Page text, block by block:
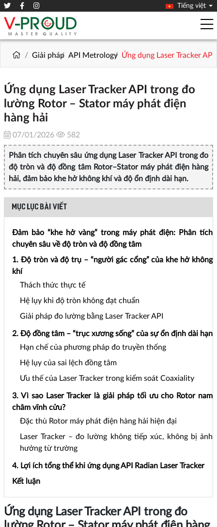
Tiếng việt
Giải pháp API Metrology Ứng dụng Laser Tracker
Ứng dụng Laser Tracker API trong đo
lường Rotor – Stator máy phát điện
hàng hải
07/01/2026 582
Phân tích chuyên sâu ứng dụng Laser Tracker API trong đo
độ tròn và độ đồng tâm Rotor–Stator máy phát điện hàng
hải, đảm bảo khe hở không khí và độ ổn định dài hạn.
MỤC LỤC BÀI VIẾT
Đảm bảo “khe hở vàng” trong máy phát điện: Phân tích
chuyên sâu về độ tròn và độ đồng tâm
1. Độ tròn và độ trụ – “người gác cổng” của khe hở không
khí
Thách thức thực tế
Hệ lụy khi độ tròn không đạt chuẩn
Giải pháp đo lường bằng Laser Tracker API
2. Độ đồng tâm – “trục xương sống” của sự ổn định dài hạn
Hạn chế của phương pháp đo truyền thống
Hệ lụy của sai lệch đồng tâm
Ưu thế của Laser Tracker trong kiểm soát Coaxiality
3. Vì sao Laser Tracker là giải pháp tối ưu cho Rotor nam
châm vĩnh cửu?
Đặc thù Rotor máy phát điện hàng hải hiện đại
Laser Tracker – đo lường không tiếp xúc, không bị ảnh
hưởng từ trường
4. Lợi ích tổng thể khi ứng dụng API Radian Laser Tracker
Kết luận
Ứng dụng Laser Tracker API trong đo